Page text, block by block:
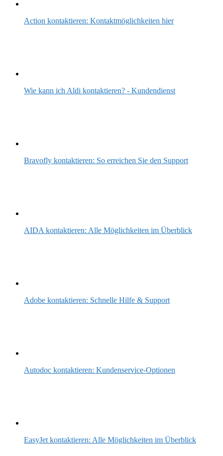
Action kontaktieren: Kontaktmöglichkeiten hier
Wie kann ich Aldi kontaktieren? - Kundendienst
Bravofly kontaktieren: So erreichen Sie den Support
AIDA kontaktieren: Alle Möglichkeiten im Überblick
Adobe kontaktieren: Schnelle Hilfe & Support
Autodoc kontaktieren: Kundenservice-Optionen
EasyJet kontaktieren: Alle Möglichkeiten im Überblick